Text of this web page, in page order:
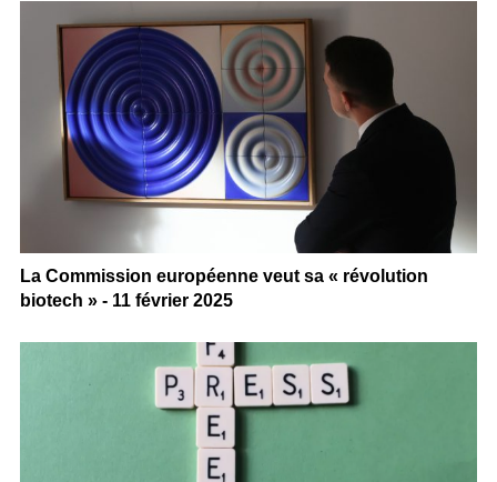
La Commission européenne veut sa « révolution
biotech » - 11 février 2025